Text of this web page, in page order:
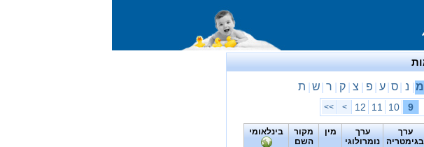
מ נ ס ע פ צ ק ר ש ת
9
10
11
12
>
>>
ערך
בגימטריה
ערך
נומרולוגי
מין
מקור
השם
בינלאומי